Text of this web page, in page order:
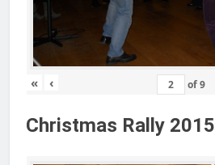
« ‹ of9
Christmas Rally 2015